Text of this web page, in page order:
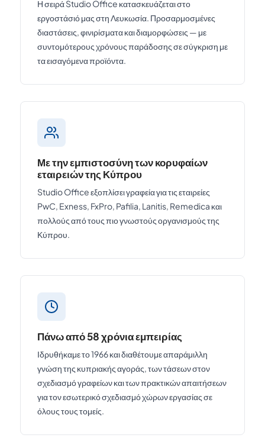
Η σειρά Studio Office κατασκευάζεται στο
εργοστάσιό μας στη Λευκωσία. Προσαρμοσμένες
διαστάσεις, φινιρίσματα και διαμορφώσεις — με
συντομότερους χρόνους παράδοσης σε σύγκριση με
τα εισαγόμενα προϊόντα.
Με την εμπιστοσύνη των κορυφαίων
εταιρειών της Κύπρου
Studio Office εξοπλίσει γραφεία για τις εταιρείες
PwC, Exness, FxPro, Pafilia, Lanitis, Remedica και
πολλούς από τους πιο γνωστούς οργανισμούς της
Κύπρου.
Πάνω από 58 χρόνια εμπειρίας
Ιδρυθήκαμε το 1966 και διαθέτουμε απαράμιλλη
γνώση της κυπριακής αγοράς, των τάσεων στον
σχεδιασμό γραφείων και των πρακτικών απαιτήσεων
για τον εσωτερικό σχεδιασμό χώρων εργασίας σε
όλους τους τομείς.